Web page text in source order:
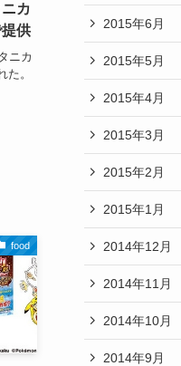
カ
供
ニカ
た。
food
2015年6月
2015年5月
2015年4月
2015年3月
2015年2月
2015年1月
2014年12月
2014年11月
2014年10月
2014年9月